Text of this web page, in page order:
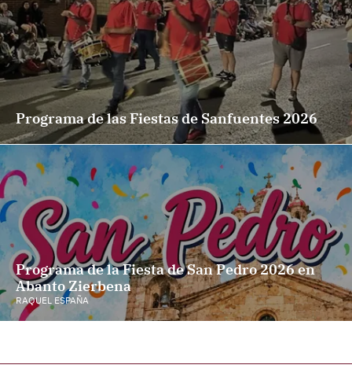
Programa de las Fiestas de Sanfuentes 2026
Programa de la Fiesta de San Pedro 2026 en
Abanto Zierbena
RAQUEL ESPAÑA